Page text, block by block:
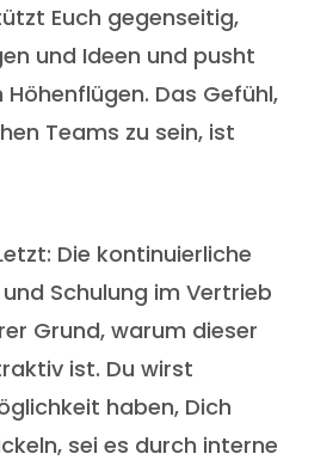
Euch gegenseitig,
und Ideen und pusht
Höhenflügen. Das Gefühl,
Teams zu sein, ist
Die kontinuierliche
Schulung im Vertrieb
Grund, warum dieser
ist. Du wirst
haben, Dich
sei es durch interne